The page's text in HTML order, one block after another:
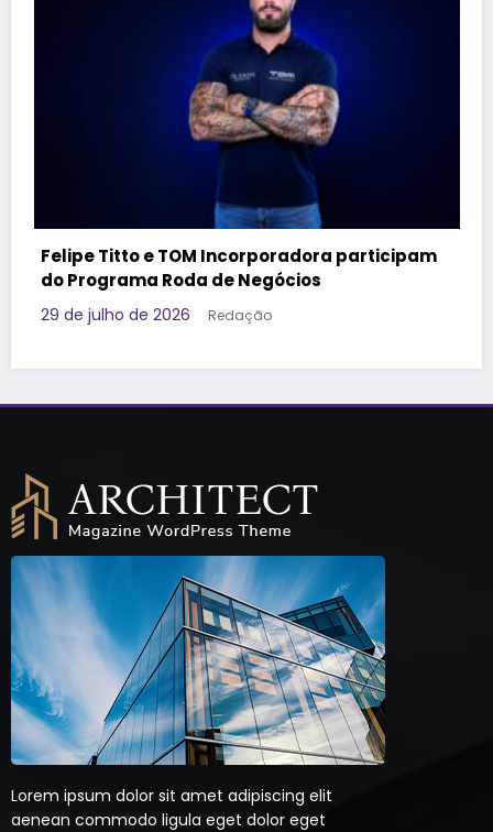
Grand Tasting promete imersão no
dos vinhos no Clube Federal
21 de julho de 2026
Lorem ipsum dolor sit amet adipiscing elit
aenean commodo ligula eget dolor eget